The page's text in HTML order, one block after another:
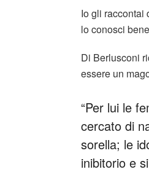
Io gli raccontai
lo conosci
Di Berlusconi
essere un
“Per lui le
cercato di
sorella; le
inibitorio e